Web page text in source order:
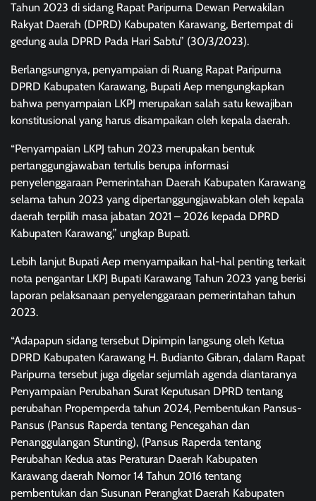
Tahun 2023 di sidang Rapat Paripurna Dewan Perwakilan
Rakyat Daerah (DPRD) Kabupaten Karawang, Bertempat di
gedung aula DPRD Pada Hari Sabtu” (30/3/2023).
Berlangsungnya, penyampaian di Ruang Rapat Paripurna
DPRD Kabupaten Karawang, Bupati Aep mengungkapkan
bahwa penyampaian LKPJ merupakan salah satu kewajiban
konstitusional yang harus disampaikan oleh kepala daerah.
“Penyampaian LKPJ tahun 2023 merupakan bentuk
pertanggungjawaban tertulis berupa informasi
penyelenggaraan Pemerintahan Daerah Kabupaten Karawang
selama tahun 2023 yang dipertanggungjawabkan oleh kepala
daerah terpilih masa jabatan 2021 – 2026 kepada DPRD
Kabupaten Karawang,” ungkap Bupati.
Lebih lanjut Bupati Aep menyampaikan hal-hal penting terkait
nota pengantar LKPJ Bupati Karawang Tahun 2023 yang berisi
laporan pelaksanaan penyelenggaraan pemerintahan tahun
2023.
“Adapapun sidang tersebut Dipimpin langsung oleh Ketua
DPRD Kabupaten Karawang H. Budianto Gibran, dalam Rapat
Paripurna tersebut juga digelar sejumlah agenda diantaranya
Penyampaian Perubahan Surat Keputusan DPRD tentang
perubahan Propemperda tahun 2024, Pembentukan Pansus-
Pansus (Pansus Raperda tentang Pencegahan dan
Penanggulangan Stunting), (Pansus Raperda tentang
Perubahan Kedua atas Peraturan Daerah Kabupaten
Karawang daerah Nomor 14 Tahun 2016 tentang
pembentukan dan Susunan Perangkat Daerah Kabupaten